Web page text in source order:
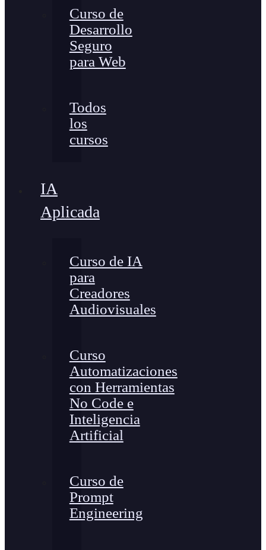
Curso de
Desarrollo
Seguro
para Web
Todos
los
cursos
IA
Aplicada
Curso de IA
para
Creadores
Audiovisuales
Curso
Automatizaciones
con Herramientas
No Code e
Inteligencia
Artificial
Curso de
Prompt
Engineering